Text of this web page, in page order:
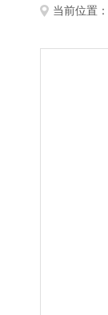
当前位置：